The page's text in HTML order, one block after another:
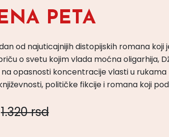
PETA
od najuticajnijih distopijskih romana
o svetu kojim vlada moćna oligarhija,
opasnosti koncentracije vlasti u
političke fikcije i romana koji
1.320 rsd